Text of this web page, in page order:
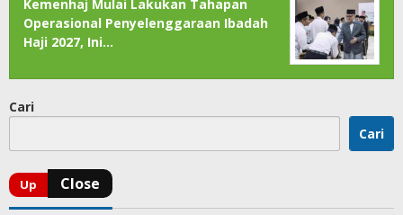
Kemenhaj Mulai Lakukan Tahapan
Operasional Penyelenggaraan Ibadah
Haji 2027, Ini…
Cari
Cari